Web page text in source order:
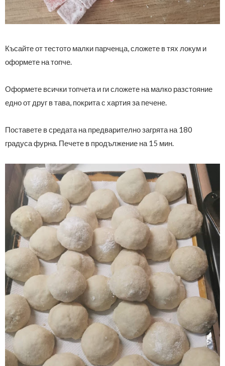
Късайте от тестото малки парченца, сложете в тях локум и
оформете на топче.
Оформете всички топчета и ги сложете на малко разстояние
едно от друг в тава, покрита с хартия за печене.
Поставете в средата на предварително загрята на 180
градуса фурна. Печете в продължение на 15 мин.